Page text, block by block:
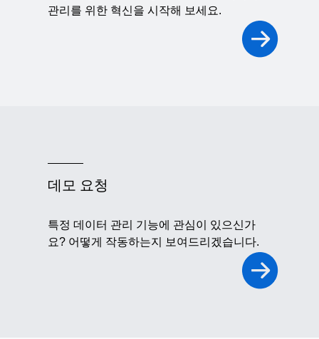
관리를 위한 혁신을 시작해 보세요.
데모 요청
특정 데이터 관리 기능에 관심이 있으신가
요? 어떻게 작동하는지 보여드리겠습니다.